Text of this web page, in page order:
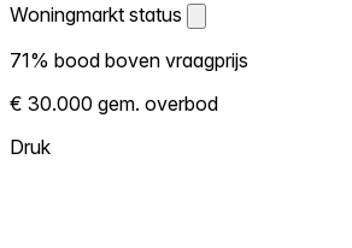
Woningmarkt status
Woningmarkt status
Laat zien hoe competitief de markt hier is.
Hoe meer woningen boven vraagprijs
verkopen, hoe heter. Heet? Verwacht
71% bood boven vraagprijs
€ 30.000 gem. overbod
Druk